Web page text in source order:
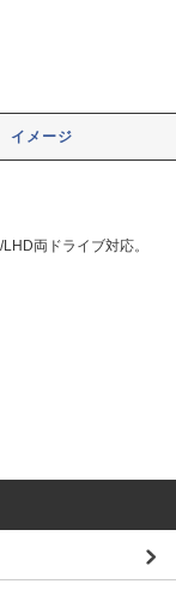
イメージ
両ドライブ対応。